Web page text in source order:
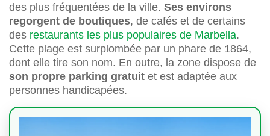
des plus fréquentées de la ville. Ses environs
regorgent de boutiques, de cafés et de certains
des restaurants les plus populaires de Marbella.
Cette plage est surplombée par un phare de 1864,
dont elle tire son nom. En outre, la zone dispose de
son propre parking gratuit et est adaptée aux
personnes handicapées.